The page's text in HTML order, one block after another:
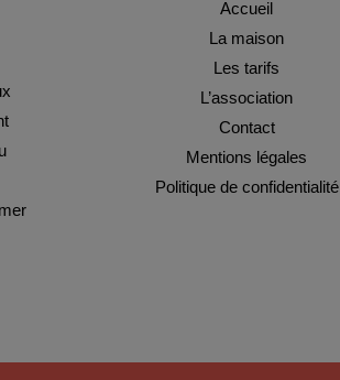
Accueil
La maison
Les tarifs
L’association
Contact
Mentions légales
Politique de confidentialité